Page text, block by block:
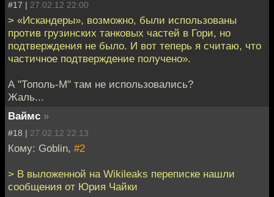
#17 | 27.02.12 22:00
> «Искандеры», возможно, были использованы
против грузинских танковых частей в Гори, но
подтверждения не было. И вот теперь я считаю, что
частичное подтверждение получено».
А "Тополь-М" там не использовались?
Жаль...
Ваймс »
#18 | 27.02.12 22:13
Кому: Goblin, #2
> В выложенной на Wikileaks переписке нашли
сообщения от Юрия Чайки